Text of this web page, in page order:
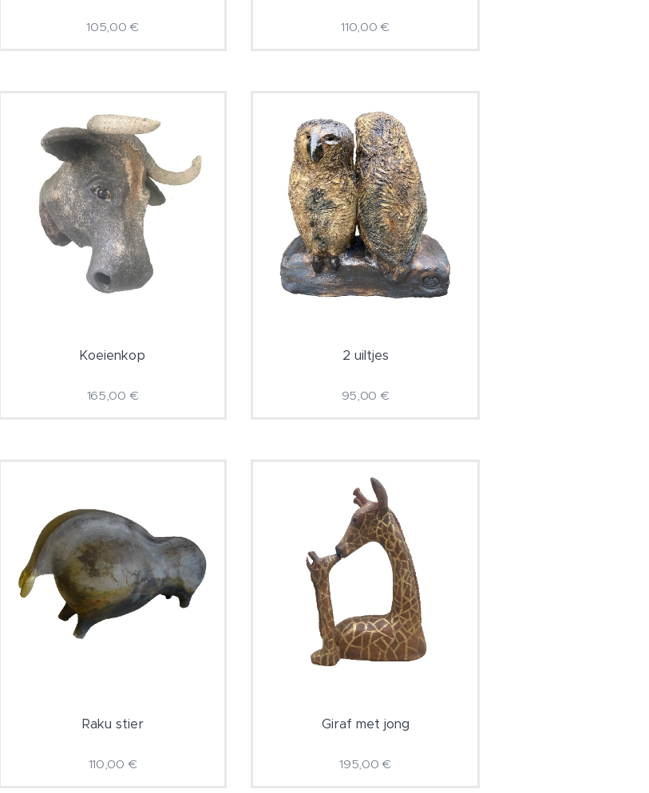
105,00 € 110,00 €
Koeienkop
165,00 €
2 uiltjes
95,00 €
Raku stier
110,00 €
Giraf met jong
195,00 €